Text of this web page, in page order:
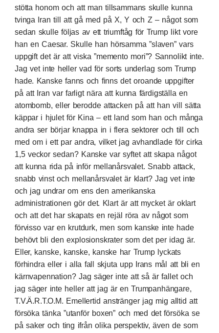
stötta honom och att man tillsammans skulle kunna
tvinga Iran till att gå med på X, Y och Z – något som
sedan skulle följas av ett triumftåg för Trump likt vore
han en Caesar. Skulle han hörsamma ”slaven” vars
uppgift det är att viska ”memento mori”? Sannolikt inte.
Jag vet inte heller vad för sorts underlag som Trump
hade. Kanske fanns och finns det oroande uppgifter
på att Iran var farligt nära att kunna färdigställa en
atombomb, eller berodde attacken på att han vill sätta
käppar i hjulet för Kina – ett land som han och många
andra ser börjar knappa in i flera sektorer och till och
med om i ett par andra, vilket jag avhandlade för cirka
1,5 veckor sedan? Kanske var syftet att skapa något
att kunna rida på inför mellanårsvalet. Snabb attack,
snabb vinst och mellanårsvalet är klart? Jag vet inte
och jag undrar om ens den amerikanska
administrationen gör det. Klart är att mycket är oklart
och att det har skapats en rejäl röra av något som
förvisso var en krutdurk, men som kanske inte hade
behövt bli den explosionskrater som det per idag är.
Eller, kanske, kanske, kanske har Trump lyckats
förhindra eller i alla fall skjuta upp Irans mål att bli en
kärnvapennation? Jag säger inte att så är fallet och
jag säger inte heller att jag är en Trumpanhängare,
T.V.Ä.R.T.O.M. Emellertid anstränger jag mig alltid att
försöka tänka ”utanför boxen” och med det försöka se
på saker och ting ifrån olika perspektiv, även de som